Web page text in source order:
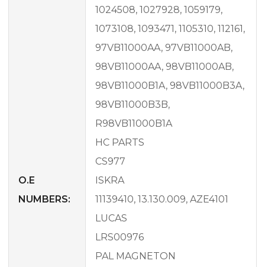
O.E
NUMBERS:
1024508, 1027928, 1059179,
1073108, 1093471, 1105310, 112161,
97VB11000AA, 97VB11000AB,
98VB11000AA, 98VB11000AB,
98VB11000B1A, 98VB11000B3A,
98VB11000B3B,
R98VB11000B1A
HC PARTS
CS977
ISKRA
11139410, 13.130.009, AZE4101
LUCAS
LRS00976
PAL MAGNETON